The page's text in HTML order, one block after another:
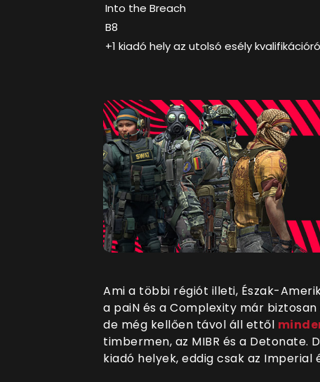
Into the Breach
B8
+1 kiadó hely az utolsó esély
Ami a többi régiót illeti, Észak-
a paiN és a Complexity már
de még kellően távol áll ettől
timbermen, az MIBR és a Detonate.
kiadó helyek, eddig csak az Imperial